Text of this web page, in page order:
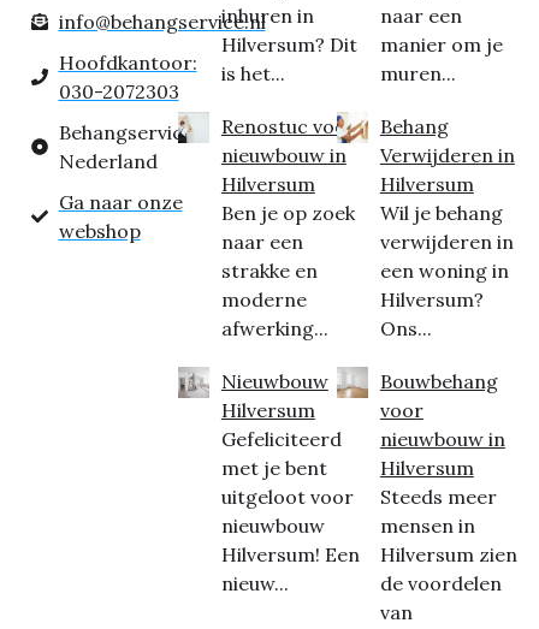
info@behangservice.nl
Hoofdkantoor:
030-2072303
Behangservice
Nederland
Ga naar onze
webshop
inhuren in
Hilversum? Dit
is het...
Renostuc voor
nieuwbouw in
Hilversum
Ben je op zoek
naar een
strakke en
moderne
afwerking...
Nieuwbouw
Hilversum
Gefeliciteerd
met je bent
uitgeloot voor
nieuwbouw
Hilversum! Een
nieuw...
naar een
manier om je
muren...
Behang
Verwijderen in
Hilversum
Wil je behang
verwijderen in
een woning in
Hilversum?
Ons...
Bouwbehang
voor
nieuwbouw in
Hilversum
Steeds meer
mensen in
Hilversum zien
de voordelen
van